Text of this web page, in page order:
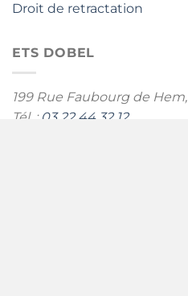
Droit de retractation
ETS DOBEL
199 Rue Faubourg de Hem,
Tél. : 03 22 44 32 12